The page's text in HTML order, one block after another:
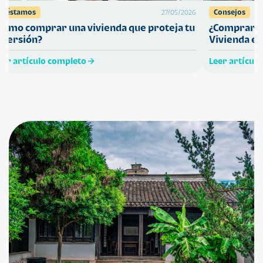
27/05/2026
comprar una vivienda que proteja tu
artículo completo
Consejos
¿Comprar
Vivienda
Leer